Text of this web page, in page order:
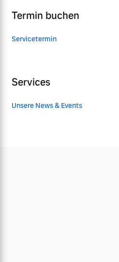
Termin buchen
Servicetermin
Services
Unsere News & Events